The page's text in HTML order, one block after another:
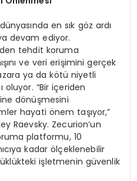
en sık göz ardı
devam ediyor.
tehdit koruma
ve veri erişimini gerçek
ya da kötü niyetli
oluyor. “Bir içeriden
dönüşmesini
hayati önem taşıyor,”
Raevsky. Zecurion’un
platformu, 10
kadar ölçeklenebilir
işletmenin güvenlik